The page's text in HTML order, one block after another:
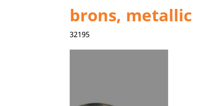
brons, metallic
32195